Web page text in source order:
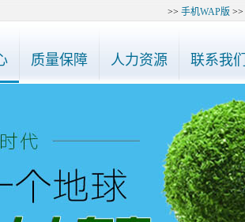
27748975、27748985、27748995咨询，谢谢！◆ 公
>> 手机WAP版 >>
质量保障 人力资源 联系我们